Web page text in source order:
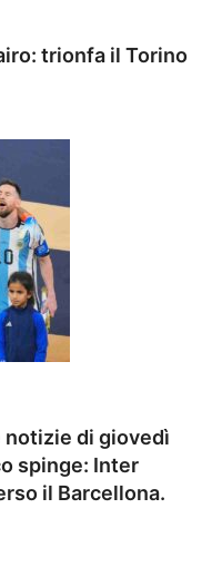
trionfa il Torino
di giovedì
spinge: Inter
il Barcellona.